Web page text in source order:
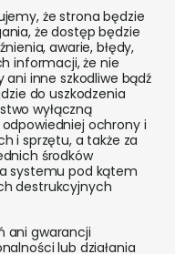
że strona będzie
że dostęp będzie
awarie, błędy,
informacji, że nie
ani inne szkodliwe bądź
do uszkodzenia
wyłączną
ochrony i
i sprzętu, a także za
środków
systemu pod kątem
destrukcyjnych
ani gwarancji
lub działania